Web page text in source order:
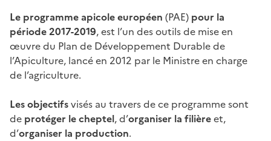
Le programme apicole européen (PAE) pour la
période 2017-2019, est l’un des outils de mise en
œuvre du Plan de Développement Durable de
l’Apiculture, lancé en 2012 par le Ministre en charge
de l’agriculture.
Les objectifsvisés au travers de ce programme sont
de protéger le cheptel, d’organiser la filièreet,
d’organiser la production.